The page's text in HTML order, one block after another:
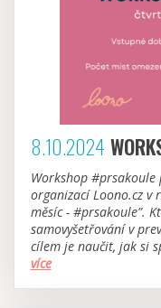
8.10.2024
Workshop #prsakoule
organizací Loono.cz v
měsíc - #prsakoule”.
samovyšetřování v
cílem je naučit, jak si
#prsakoule a odhalit
více